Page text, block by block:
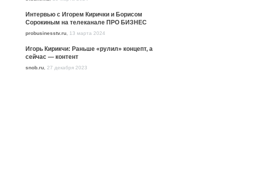
Интервью с Игорем Кирички и Борисом
Сорокиным на телеканале ПРО БИЗНЕС
probusinesstv.ru 13 марта 2024
Игорь Кирикчи: Раньше «рулил» концепт, а
сейчас — контент
snob.ru 27 декабря 2023